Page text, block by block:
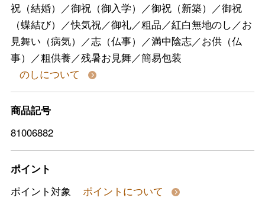
祝（結婚）／御祝（御入学）／御祝（新築）／御祝
（蝶結び）／快気祝／御礼／粗品／紅白無地のし／お
見舞い（病気）／志（仏事）／満中陰志／お供（仏
事）／粗供養／残暑お見舞／簡易包装
のしについて
商品記号
81006882
ポイント
ポイント対象
ポイントについて